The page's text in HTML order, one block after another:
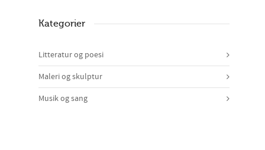
Kategorier
Litteratur og poesi
Maleri og skulptur
Musik og sang